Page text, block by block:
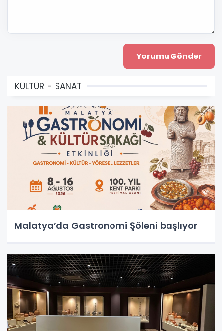
KÜLTÜR - SANAT
Malatya’da Gastronomi Şöleni başlıyor